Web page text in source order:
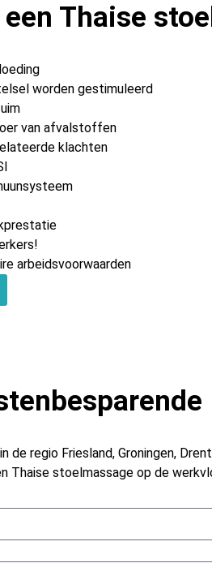
Thaise
worden gestimuleerd
van afvalstoffen
klachten
arbeidsvoorwaarden
regio Friesland, Groningen,
Thaise stoelmassage op de